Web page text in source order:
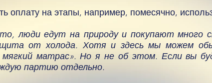
оплату на этапы, например, помесячно,
люди едут на природу и покупают много
от холода. Хотя и здесь мы можем
матрас». Но я не об этом. Если вы
партию отдельно.